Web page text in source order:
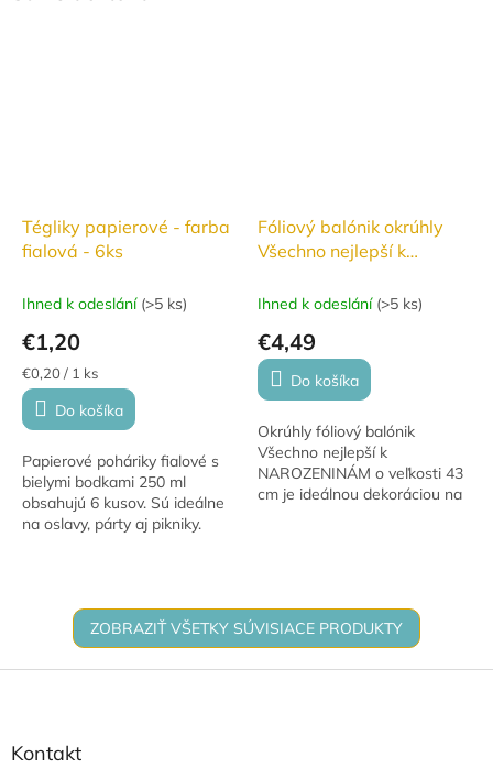
Tégliky papierové - farba
fialová - 6ks
Ihned k odeslání (>5 ks)
€1,20
Jednotková
cena:
€0,20 / 1 ks
Do košíka
Papierové poháriky fialové s
bielymi bodkami 250 ml
obsahujú 6 kusov. Sú ideálne
na oslavy, párty aj pikniky.
Fóliový balónik okrúhly
Všechno nejlepší k
biely
Ihned k odeslání (>5 ks)
€4,49
Do košíka
Okrúhly fóliový balónik
Všechno nejlepší k
NAROZENINÁM o veľkosti 43
cm je ideálnou dekoráciou na
ZOBRAZIŤ VŠETKY SÚVISIACE PRODUKTY
Z
Kontakt